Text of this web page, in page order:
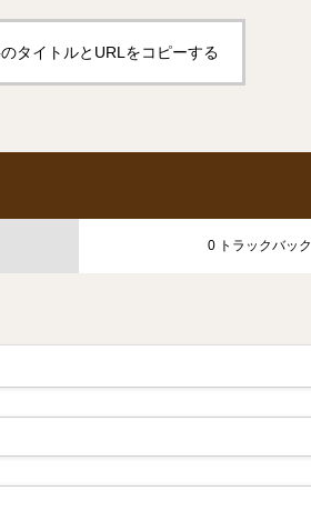
タイトルとURLをコピーする
0 トラックバック